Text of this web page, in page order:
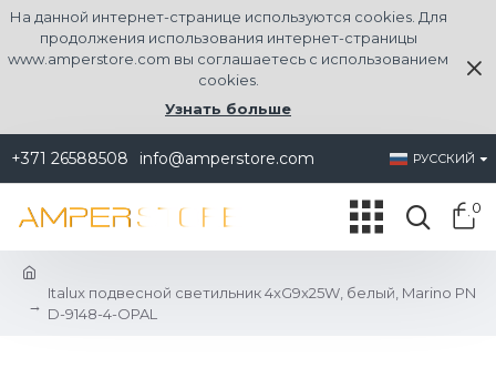
На данной интернет-странице используются cookies. Для
продолжения использования интернет-страницы
www.amperstore.com вы соглашаетесь с использованием
cookies.
Узнать больше
+371 26588508 info@amperstore.com РУССКИЙ
0
Italux подвесной светильник 4xG9x25W, белый, Marino PN
D-9148-4-OPAL